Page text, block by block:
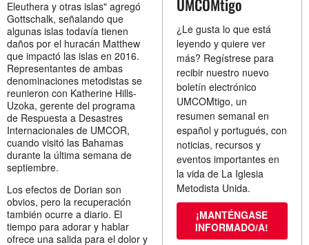
UMCOMtigo
¿Le gusta lo que está
leyendo y quiere ver
más? Regístrese para
recibir nuestro nuevo
boletín electrónico
UMCOMtigo, un
resumen semanal en
español y portugués, con
noticias, recursos y
eventos importantes en
la vida de La Iglesia
Metodista Unida.
¡MANTÉNGASE
INFORMADO/A!
Eleuthera y otras islas" agregó
Gottschalk, señalando que
algunas islas todavía tienen
daños por el huracán Matthew
que impactó las islas en 2016.
Representantes de ambas
denominaciones metodistas se
reunieron con Katherine Hills-
Uzoka, gerente del programa
de Respuesta a Desastres
Internacionales de UMCOR,
cuando visitó las Bahamas
durante la última semana de
septiembre.
Los efectos de Dorian son
obvios, pero la recuperación
también ocurre a diario. El
tiempo para adorar y hablar
ofrece una salida para el dolor y